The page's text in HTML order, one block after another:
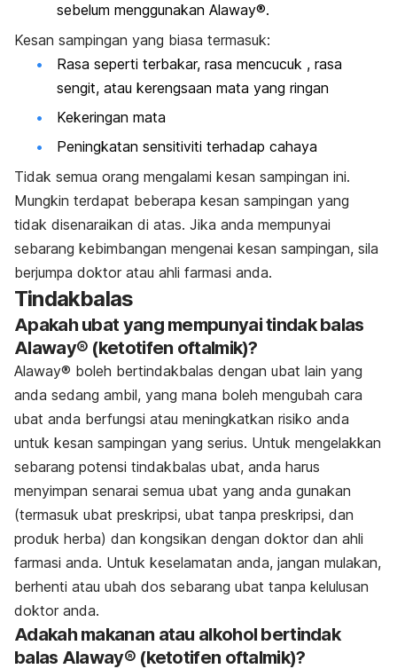
sebelum menggunakan Alaway®.
Kesan sampingan yang biasa termasuk:
Rasa seperti terbakar, rasa mencucuk , rasa
sengit, atau kerengsaan mata yang ringan
Kekeringan mata
Peningkatan sensitiviti terhadap cahaya
Tidak semua orang mengalami kesan sampingan ini.
Mungkin terdapat beberapa kesan sampingan yang
tidak disenaraikan di atas. Jika anda mempunyai
sebarang kebimbangan mengenai kesan sampingan, sila
berjumpa doktor atau ahli farmasi anda.
Tindakbalas
Apakah ubat yang mempunyai tindak balas
Alaway® (ketotifen oftalmik)?
Alaway® boleh bertindakbalas dengan ubat lain yang
anda sedang ambil, yang mana boleh mengubah cara
ubat anda berfungsi atau meningkatkan risiko anda
untuk kesan sampingan yang serius. Untuk mengelakkan
sebarang potensi tindakbalas ubat, anda harus
menyimpan senarai semua ubat yang anda gunakan
(termasuk ubat preskripsi, ubat tanpa preskripsi, dan
produk herba) dan kongsikan dengan doktor dan ahli
farmasi anda. Untuk keselamatan anda, jangan mulakan,
berhenti atau ubah dos sebarang ubat tanpa kelulusan
doktor anda.
Adakah makanan atau alkohol bertindak
balas Alaway® (ketotifen oftalmik)?